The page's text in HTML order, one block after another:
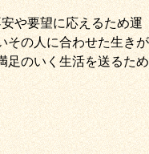
や要望に応えるため運
その人に合わせた生きが
足のいく生活を送るため